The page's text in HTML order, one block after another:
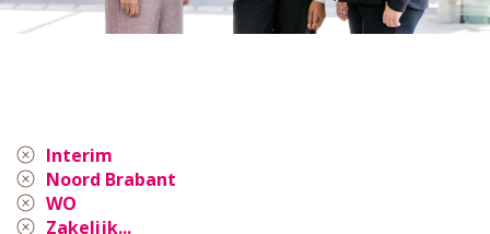
Interim
Noord Brabant
WO
Zakelijk...